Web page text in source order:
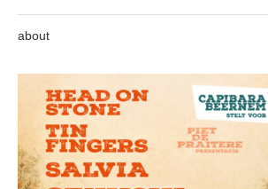
about